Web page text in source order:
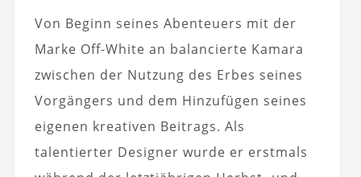
Von Beginn seines Abenteuers mit der
Marke Off-White an balancierte Kamara
zwischen der Nutzung des Erbes seines
Vorgängers und dem Hinzufügen seines
eigenen kreativen Beitrags. Als
talentierter Designer wurde er erstmals